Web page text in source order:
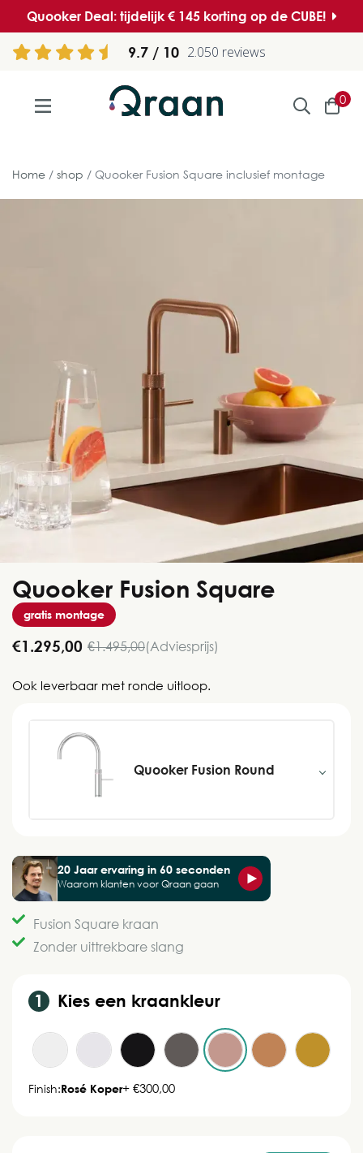
Quooker Deal: tijdelijk € 145 korting op de CUBE!
9.7 2.050 reviews
0
Home shop Quooker Fusion Square inclusief montage
Quooker Fusion Square
gratis montage
€1.295,00 €1.495,00(Adviesprijs)
Ook leverbaar met ronde uitloop.
Quooker Fusion Round
20 Jaar ervaring in 60 seconden
Waarom klanten voor Qraan gaan
Fusion Square kraan
Zonder uittrekbare slang
Kies een kraankleur
Finish:Rosé Koper+ €300,00